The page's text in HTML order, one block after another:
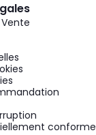
conforme